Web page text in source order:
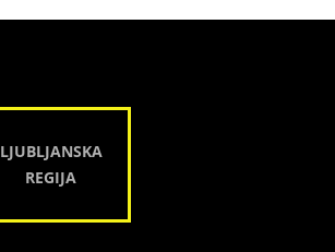
LJUBLJANSKA
REGIJA